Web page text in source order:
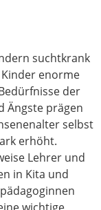
suchtkrank
enorme
der
Ängste prägen
selbst
erhöht.
Lehrer und
in Kita und